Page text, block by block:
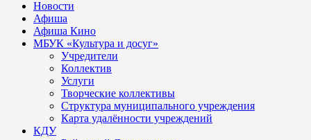
Новости
Афиша
Афиша Кино
МБУК «Культура и досуг»
Учредители
Коллектив
Услуги
Творческие коллективы
Структура муниципального учреждения
Карта удалённости учреждений
КДУ